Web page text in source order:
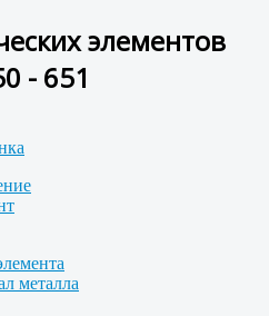
элементов
- 651
металла